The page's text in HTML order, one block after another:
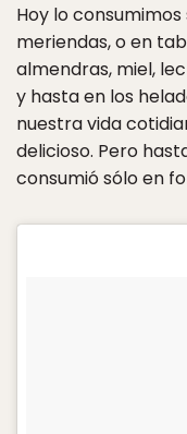
Hoy lo
meriendas, o en
almendras, miel,
y hasta en los
nuestra vida
delicioso. Pero
consumió sólo en